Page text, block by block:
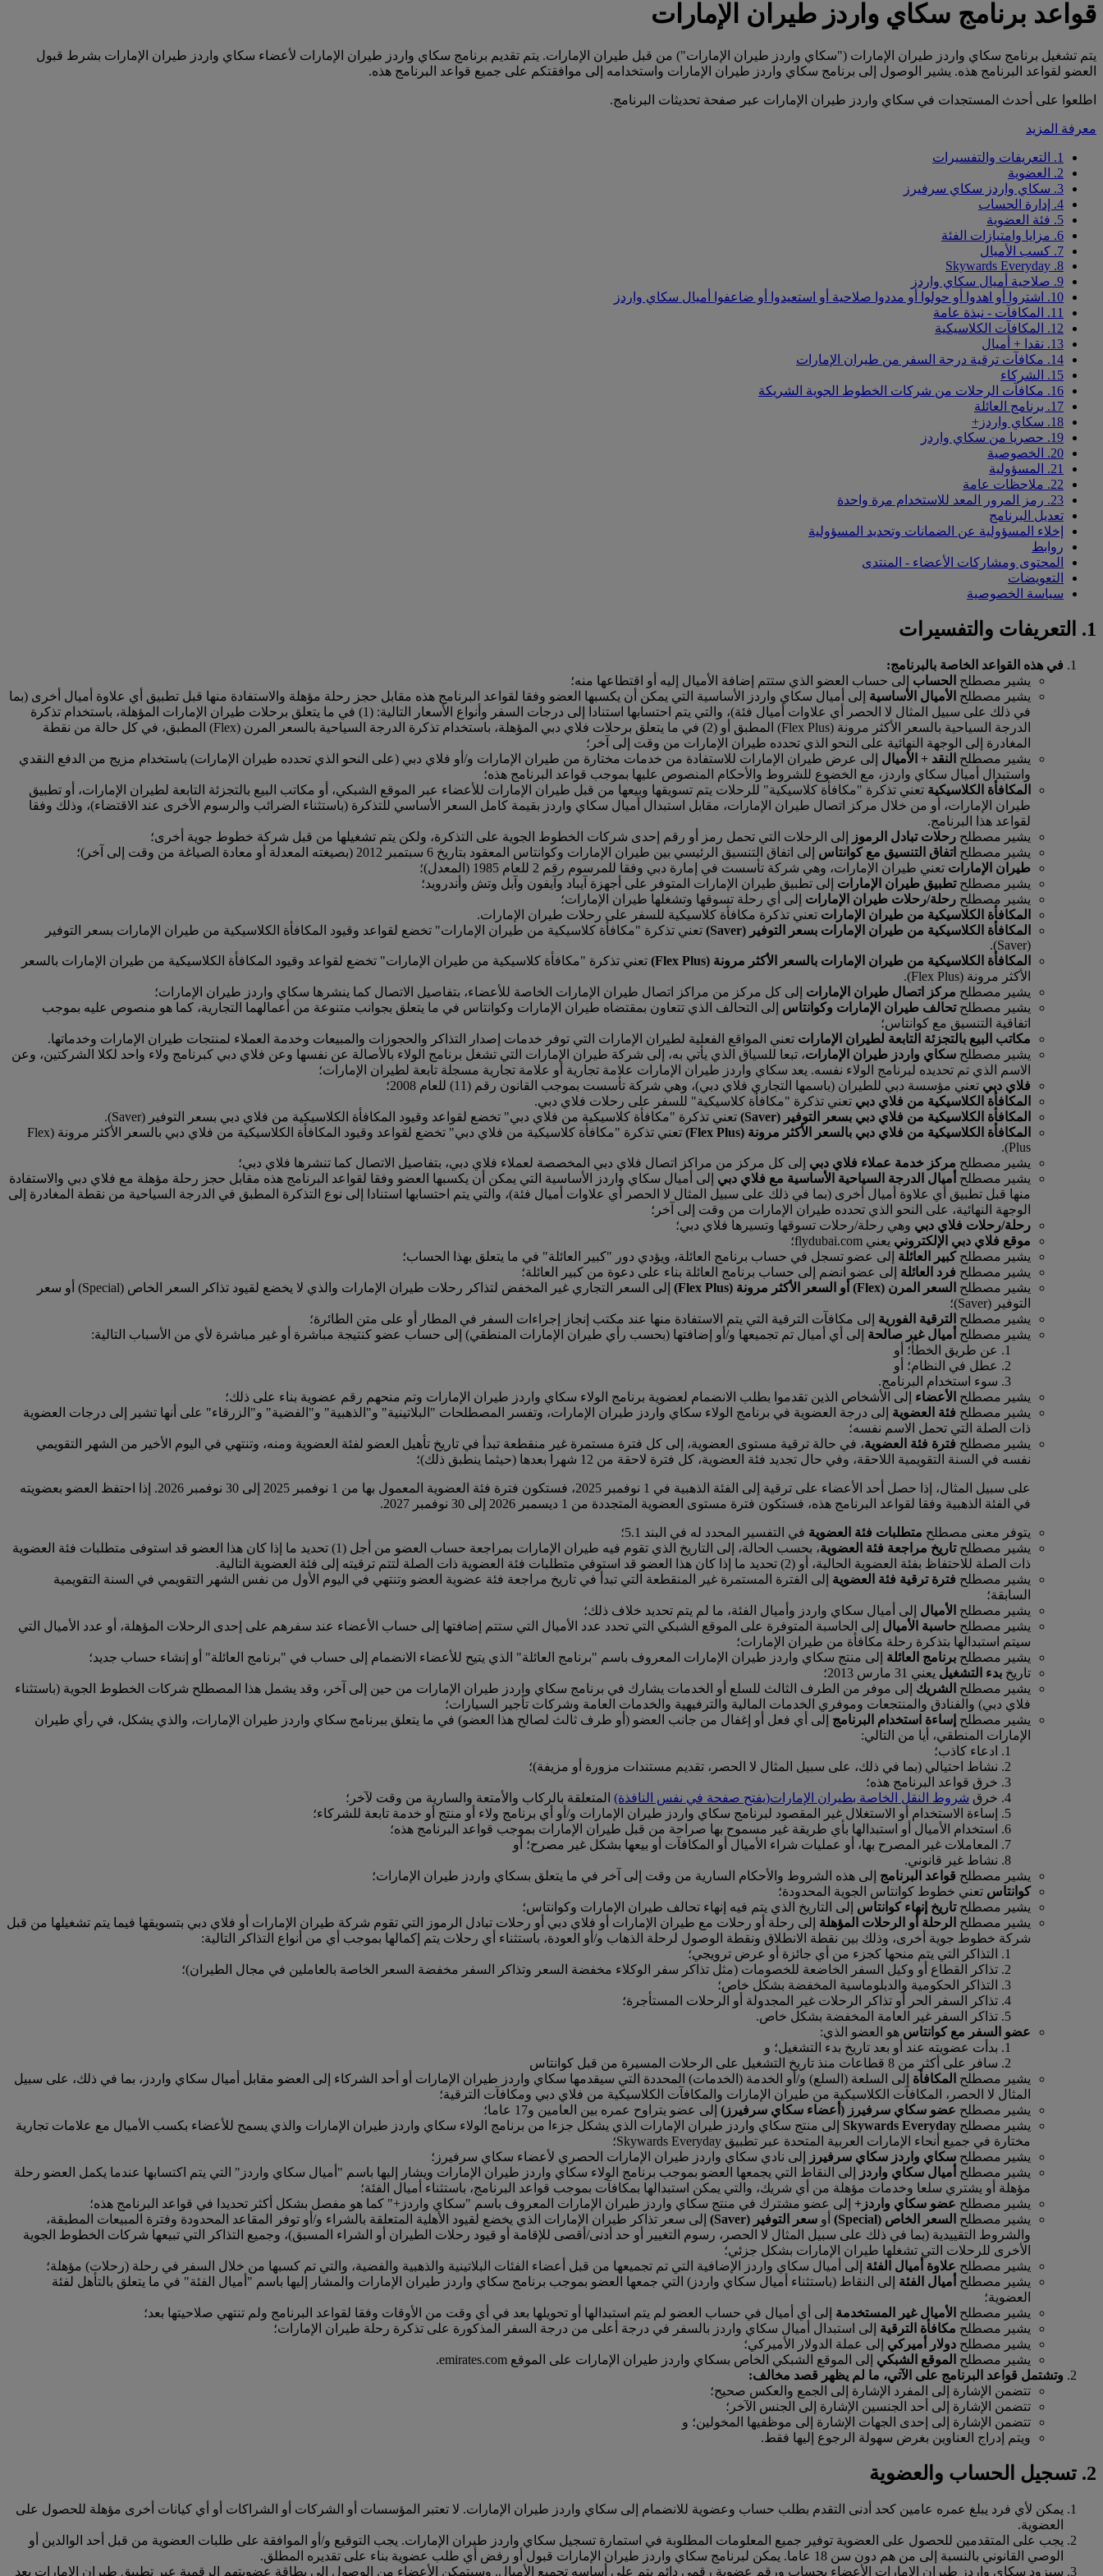
قواعد برنامج سكاي واردز طيران الإمارات
يتم تشغيل برنامج سكاي واردز طيران الإمارات ("سكاي واردز طيران الإمارات") من قبل طيران الإمارات. يتم تقديم برنامج سكاي واردز طيران الإمارات لأعضاء سكاي واردز طيران الإمارات بشرط قبول
العضو لقواعد البرنامج هذه. يشير الوصول إلى برنامج سكاي واردز طيران الإمارات واستخدامه إلى موافقتكم على جميع قواعد البرنامج هذه.
اطلعوا على أحدث المستجدات في سكاي واردز طيران الإمارات عبر صفحة تحديثات البرنامج.
معرفة المزيد
1. التعريفات والتفسيرات
2. العضوية
3. سكاي واردز سكاي سرفيرز
4. إدارة الحساب
5. فئة العضوية
6. مزايا وامتيازات الفئة
7. كسب الأميال
8. Skywards Everyday
9. صلاحية أميال سكاي واردز
10. اشتروا أو اهدوا أو حولوا أو مددوا صلاحية أو استعيدوا أو ضاعفوا أميال سكاي واردز
11. المكافآت - نبذة عامة
12. المكافآت الكلاسيكية
13. نقدا + أميال
14. مكافآت ترقية درجة السفر من طيران الإمارات
15. الشركاء
16. مكافآت الرحلات من شركات الخطوط الجوية الشريكة
17. برنامج العائلة
18. سكاي واردز+
19. حصريا من سكاي واردز
20. الخصوصية
21. المسؤولية
22. ملاحظات عامة
23. رمز المرور المعد للاستخدام مرة واحدة
تعديل البرنامج
إخلاء المسؤولية عن الضمانات وتحديد المسؤولية
روابط
المحتوى ومشاركات الأعضاء - المنتدى
التعويضات
سياسة الخصوصية
1. التعريفات والتفسيرات
في هذه القواعد الخاصة بالبرنامج:
يشير مصطلح الحساب إلى حساب العضو الذي ستتم إضافة الأميال إليه أو اقتطاعها منه؛
يشير مصطلح الأميال الأساسية إلى أميال سكاي واردز الأساسية التي يمكن أن يكسبها العضو وفقا لقواعد البرنامج هذه مقابل حجز رحلة مؤهلة والاستفادة منها قبل تطبيق أي علاوة أميال أخرى (بما
في ذلك على سبيل المثال لا الحصر أي علاوات أميال فئة)، والتي يتم احتسابها استنادا إلى درجات السفر وأنواع الأسعار التالية: (1) في ما يتعلق برحلات طيران الإمارات المؤهلة، باستخدام تذكرة
الدرجة السياحية بالسعر الأكثر مرونة (Flex Plus) المطبق أو (2) في ما يتعلق برحلات فلاي دبي المؤهلة، باستخدام تذكرة الدرجة السياحية بالسعر المرن (Flex) المطبق، في كل حالة من نقطة
المغادرة إلى الوجهة النهائية على النحو الذي تحدده طيران الإمارات من وقت إلى آخر؛
يشير مصطلح النقد + الأميال إلى عرض طيران الإمارات للاستفادة من خدمات مختارة من طيران الإمارات و/أو فلاي دبي (على النحو الذي تحدده طيران الإمارات) باستخدام مزيج من الدفع النقدي
واستبدال أميال سكاي واردز، مع الخضوع للشروط والأحكام المنصوص عليها بموجب قواعد البرنامج هذه؛
المكافأة الكلاسيكية تعني تذكرة "مكافأة كلاسيكية" للرحلات يتم تسويقها وبيعها من قبل طيران الإمارات للأعضاء عبر الموقع الشبكي، أو مكاتب البيع بالتجزئة التابعة لطيران الإمارات، أو تطبيق
طيران الإمارات، أو من خلال مركز اتصال طيران الإمارات، مقابل استبدال أميال سكاي واردز بقيمة كامل السعر الأساسي للتذكرة (باستثناء الضرائب والرسوم الأخرى عند الاقتضاء)، وذلك وفقا
لقواعد هذا البرنامج.
يشير مصطلح رحلات تبادل الرموز
إلى الرحلات التي تحمل رمز أو رقم إحدى شركات الخطوط الجوية على التذكرة، ولكن يتم تشغيلها من قبل شركة خطوط جوية أخرى؛
يشير مصطلح اتفاق التنسيق مع كوانتاس إلى اتفاق التنسيق الرئيسي بين طيران الإمارات وكوانتاس المعقود بتاريخ 6 سبتمبر 2012 (بصيغته المعدلة أو معادة الصياغة من وقت إلى آخر)؛
طيران الإمارات تعني طيران الإمارات، وهي شركة تأسست في إمارة دبي وفقا للمرسوم رقم 2 للعام 1985 (المعدل)؛
يشير مصطلحتطبيق طيران الإمارات إلى تطبيق طيران الإمارات المتوفر على أجهزة آيباد وآيفون وآبل وتش وأندرويد؛
يشير مصطلح رحلة/رحلات طيران الإمارات إلى أي رحلة تسوقها وتشغلها طيران الإمارات؛
المكافأة الكلاسيكية من طيران الإمارات تعني تذكرة مكافأة كلاسيكية للسفر على رحلات طيران الإمارات.
المكافأة الكلاسيكية من طيران الإمارات بسعر التوفير (Saver)
تعني تذكرة "مكافأة كلاسيكية من طيران الإمارات" تخضع لقواعد وقيود المكافأة الكلاسيكية من طيران الإمارات بسعر التوفير
(Saver).
المكافأة الكلاسيكية من طيران الإمارات بالسعر الأكثر مرونة (Flex Plus)
تعني تذكرة "مكافأة كلاسيكية من طيران الإمارات" تخضع لقواعد وقيود المكافأة الكلاسيكية من طيران الإمارات بالسعر
الأكثر مرونة (Flex Plus).
يشير مصطلح مركز اتصال طيران الإمارات إلى كل مركز من مراكز اتصال طيران الإمارات الخاصة للأعضاء، بتفاصيل الاتصال كما ينشرها سكاي واردز طيران الإمارات؛
يشير مصطلحتحالف طيران الإمارات وكوانتاس إلى التحالف الذي تتعاون بمقتضاه طيران الإمارات وكوانتاس في ما يتعلق بجوانب متنوعة من أعمالهما التجارية، كما هو منصوص عليه بموجب
اتفاقية التنسيق مع كوانتاس؛
مكاتب البيع بالتجزئة التابعة لطيران الإمارات تعني المواقع الفعلية لطيران الإمارات التي توفر خدمات إصدار التذاكر والحجوزات والمبيعات وخدمة العملاء لمنتجات طيران الإمارات وخدماتها.
يشير مصطلح سكاي واردز طيران الإمارات، تبعا للسياق الذي يأتي به، إلى شركة طيران الإمارات التي تشغل برنامج الولاء بالأصالة عن نفسها وعن فلاي دبي كبرنامج ولاء واحد لكلا الشركتين، وعن
الاسم الذي تم تحديده لبرنامج الولاء نفسه. يعد سكاي واردز طيران الإمارات علامة تجارية أو علامة تجارية مسجلة تابعة لطيران الإمارات؛
فلاي دبي تعني مؤسسة دبي للطيران (باسمها التجاري فلاي دبي)، وهي شركة تأسست بموجب القانون رقم (11) للعام 2008؛
المكافأة الكلاسيكية من فلاي دبي تعني تذكرة "مكافأة كلاسيكية" للسفر على رحلات فلاي دبي.
المكافأة الكلاسيكية من فلاي دبي بسعر التوفير (Saver)
تعني تذكرة "مكافأة كلاسيكية من فلاي دبي" تخضع لقواعد وقيود المكافأة الكلاسيكية من فلاي دبي بسعر التوفير (Saver).
المكافأة الكلاسيكية من فلاي دبي بالسعر الأكثر مرونة (Flex Plus)
تعني تذكرة "مكافأة كلاسيكية من فلاي دبي" تخضع لقواعد وقيود المكافأة الكلاسيكية من فلاي دبي بالسعر الأكثر مرونة (Flex
Plus).
يشير مصطلح مركز خدمة عملاء فلاي دبي إلى كل مركز من مراكز اتصال فلاي دبي المخصصة لعملاء فلاي دبي، بتفاصيل الاتصال كما تنشرها فلاي دبي؛
يشير مصطلح أميال الدرجة السياحية الأساسية مع فلاي دبي إلى أميال سكاي واردز الأساسية التي يمكن أن يكسبها العضو وفقا لقواعد البرنامج هذه مقابل حجز رحلة مؤهلة مع فلاي دبي والاستفادة
منها قبل تطبيق أي علاوة أميال أخرى (بما في ذلك على سبيل المثال لا الحصر أي علاوات أميال فئة)، والتي يتم احتسابها استنادا إلى نوع التذكرة المطبق في الدرجة السياحية من نقطة المغادرة إلى
الوجهة النهائية، على النحو الذي تحدده طيران الإمارات من وقت إلى آخر؛
رحلة/رحلات فلاي دبي وهي رحلة/رحلات تسوقها وتسيرها فلاي دبي؛
موقع فلاي دبي الإلكتروني يعني flydubai.com؛
يشير مصطلحكبير العائلة إلى عضو تسجل في حساب برنامج العائلة، ويؤدي دور "كبير العائلة" في ما يتعلق بهذا الحساب؛
يشير مصطلح فرد العائلة إلى عضو انضم إلى حساب برنامج العائلة بناء على دعوة من كبير العائلة؛
يشير مصطلح السعر المرن (Flex) أو السعر الأكثر مرونة (Flex Plus)
إلى السعر التجاري غير المخفض لتذاكر رحلات طيران الإمارات والذي لا يخضع لقيود تذاكر السعر الخاص (Special) أو سعر
التوفير (Saver)؛
يشير مصطلح الترقية الفورية إلى مكافآت الترقية التي يتم الاستفادة منها عند مكتب إنجاز إجراءات السفر في المطار أو على متن الطائرة؛
يشير مصطلح أميال غير صالحة إلى أي أميال تم تجميعها و/أو إضافتها (بحسب رأي طيران الإمارات المنطقي) إلى حساب عضو كنتيجة مباشرة أو غير مباشرة لأي من الأسباب التالية:
عن طريق الخطأ؛ أو
عطل في النظام؛ أو
سوء استخدام البرنامج.
يشير مصطلح الأعضاء إلى الأشخاص الذين تقدموا بطلب الانضمام لعضوية برنامج الولاء سكاي واردز طيران الإمارات وتم منحهم رقم عضوية بناء على ذلك؛
يشير مصطلح فئة العضوية إلى درجة العضوية في برنامج الولاء سكاي واردز طيران الإمارات، وتفسر المصطلحات "البلاتينية" و"الذهبية" و"الفضية" و"الزرقاء" على أنها تشير إلى درجات العضوية
ذات الصلة التي تحمل الاسم نفسه؛
يشير مصطلح فترة فئة العضوية، في حالة ترقية مستوى العضوية، إلى كل فترة مستمرة غير منقطعة تبدأ في تاريخ تأهيل العضو لفئة العضوية ومنه، وتنتهي في اليوم الأخير من الشهر التقويمي
نفسه في السنة التقويمية اللاحقة، وفي حال تجديد فئة العضوية، كل فترة لاحقة من 12 شهرا بعدها (حيثما ينطبق ذلك)؛
على سبيل المثال، إذا حصل أحد الأعضاء على ترقية إلى الفئة الذهبية في 1 نوفمبر 2025، فستكون فترة فئة العضوية المعمول بها من 1 نوفمبر 2025 إلى 30 نوفمبر 2026. إذا احتفظ العضو بعضويته
في الفئة الذهبية وفقا لقواعد البرنامج هذه، فستكون فترة مستوى العضوية المتجددة من 1 ديسمبر 2026 إلى 30 نوفمبر 2027.
يتوفر معنى مصطلح متطلبات فئة العضوية في التفسير المحدد له في البند 5.1؛
يشير مصطلحتاريخ مراجعة فئة العضوية
، بحسب الحالة، إلى التاريخ الذي تقوم فيه طيران الإمارات بمراجعة حساب العضو من أجل (1) تحديد ما إذا كان هذا العضو قد استوفى متطلبات فئة العضوية
ذات الصلة للاحتفاظ بفئة العضوية الحالية، أو (2) تحديد ما إذا كان هذا العضو قد استوفي متطلبات فئة العضوية ذات الصلة لتتم ترقيته إلى فئة العضوية التالية.
يشير مصطلح فترة ترقية فئة العضوية إلى الفترة المستمرة غير المنقطعة التي تبدأ في تاريخ مراجعة فئة عضوية العضو وتنتهي في اليوم الأول من نفس الشهر التقويمي في السنة التقويمية
السابقة؛
يشير مصطلح الأميال إلى أميال سكاي واردز وأميال الفئة، ما لم يتم تحديد خلاف ذلك؛
يشير مصطلح حاسبة الأميال إلى الحاسبة المتوفرة على الموقع الشبكي التي تحدد عدد الأميال التي ستتم إضافتها إلى حساب الأعضاء عند سفرهم على إحدى الرحلات المؤهلة، أو عدد الأميال التي
سيتم استبدالها بتذكرة رحلة مكافأة من طيران الإمارات؛
يشير مصطلح برنامج العائلة إلى منتج سكاي واردز طيران الإمارات المعروف باسم "برنامج العائلة" الذي يتيح للأعضاء الانضمام إلى حساب في "برنامج العائلة" أو إنشاء حساب جديد؛
تاريخ بدء التشغيل يعني 31 مارس 2013؛
يشير مصطلح الشريك إلى موفر من الطرف الثالث للسلع أو الخدمات يشارك في برنامج سكاي واردز طيران الإمارات من حين إلى آخر، وقد يشمل هذا المصطلح شركات الخطوط الجوية (باستثناء
فلاي دبي) والفنادق والمنتجعات وموفري الخدمات المالية والترفيهية والخدمات العامة وشركات تأجير السيارات؛
يشير مصطلح إساءة استخدام البرنامج إلى أي فعل أو إغفال من جانب العضو (أو طرف ثالث لصالح هذا العضو) في ما يتعلق ببرنامج سكاي واردز طيران الإمارات، والذي يشكل، في رأي طيران
الإمارات المنطقي، أيا من التالي:
ادعاء كاذب؛
نشاط احتيالي (بما في ذلك، على سبيل المثال لا الحصر، تقديم مستندات مزورة أو مزيفة)؛
خرق قواعد البرنامج هذه؛
خرق شروط النقل الخاصة بطيران الإمارات(يفتح صفحة في نفس النافذة) المتعلقة بالركاب والأمتعة والسارية من وقت لآخر؛
إساءة الاستخدام أو الاستغلال غير المقصود لبرنامج سكاي واردز طيران الإمارات و/أو أي برنامج ولاء أو منتج أو خدمة تابعة للشركاء؛
استخدام الأميال أو استبدالها بأي طريقة غير مسموح بها صراحة من قبل طيران الإمارات بموجب قواعد البرنامج هذه؛
المعاملات غير المصرح بها، أو عمليات شراء الأميال أو المكافآت أو بيعها بشكل غير مصرح؛ أو
نشاط غير قانوني.
يشير مصطلح قواعد البرنامج إلى هذه الشروط والأحكام السارية من وقت إلى آخر في ما يتعلق بسكاي واردز طيران الإمارات؛
كوانتاس تعني خطوط كوانتاس الجوية المحدودة؛
يشير مصطلحتاريخ إنهاء كوانتاس إلى التاريخ الذي يتم فيه إنهاء تحالف طيران الإمارات وكوانتاس؛
يشير مصطلح الرحلة أو الرحلات المؤهلة إلى رحلة أو رحلات مع طيران الإمارات أو فلاي دبي أو رحلات تبادل الرموز التي تقوم شركة طيران الإمارات أو فلاي دبي بتسويقها فيما يتم تشغيلها من قبل
شركة خطوط جوية أخرى، وذلك بين نقطة الانطلاق ونقطة الوصول لرحلة الذهاب و/أو العودة، باستثناء أي رحلات يتم إكمالها بموجب أي من أنواع التذاكر التالية:
التذاكر التي يتم منحها كجزء من أي جائزة أو عرض ترويجي؛
تذاكر القطاع أو وكيل السفر الخاضعة للخصومات (مثل تذاكر سفر الوكلاء مخفضة السعر وتذاكر السفر مخفضة السعر الخاصة بالعاملين في مجال الطيران)؛
التذاكر الحكومية والدبلوماسية المخفضة بشكل خاص؛
تذاكر السفر الحر أو تذاكر الرحلات غير المجدولة أو الرحلات المستأجرة؛
تذاكر السفر غير العامة المخفضة بشكل خاص.
عضو السفر مع كوانتاس هو العضو الذي:
بدأت عضويته عند أو بعد تاريخ بدء التشغيل؛ و
سافر على أكثر من 8 قطاعات منذ تاريخ التشغيل على الرحلات المسيرة من قبل كوانتاس
يشير مصطلح المكافأة إلى السلعة (السلع) و/أو الخدمة (الخدمات) المحددة التي سيقدمها سكاي واردز طيران الإمارات أو أحد الشركاء إلى العضو مقابل أميال سكاي واردز، بما في ذلك، على سبيل
المثال لا الحصر، المكافآت الكلاسيكية من طيران الإمارات والمكافآت الكلاسيكية من فلاي دبي ومكافآت الترقية؛
يشير مصطلح عضو سكاي سرفيرز (أعضاء سكاي سرفيرز) إلى عضو يتراوح عمره بين العامين و17 عاما؛
يشير مصطلح Skywards Everyday إلى منتج سكاي واردز طيران الإمارات الذي يشكل جزءا من برنامج الولاء سكاي واردز طيران الإمارات والذي يسمح للأعضاء بكسب الأميال مع علامات تجارية
مختارة في جميع أنحاء الإمارات العربية المتحدة عبر تطبيق Skywards Everyday؛
يشير مصطلح سكاي واردز سكاي سرفيرز
إلى نادي سكاي واردز طيران الإمارات الحصري لأعضاء سكاي سرفيرز؛
يشير مصطلح أميال سكاي واردز
إلى النقاط التي يجمعها العضو بموجب برنامج الولاء سكاي واردز طيران الإمارات ويشار إليها باسم "أميال سكاي واردز" التي يتم اكتسابها عندما يكمل العضو رحلة
مؤهلة أو يشتري سلعا وخدمات مؤهلة من أي شريك، والتي يمكن استبدالها بمكافآت بموجب قواعد البرنامج، باستثناء أميال الفئة؛
يشير مصطلح عضو سكاي واردز+ إلى عضو مشترك في منتج سكاي واردز طيران الإمارات المعروف باسم "سكاي واردز+" كما هو مفصل بشكل أكثر تحديدا في قواعد البرنامج هذه؛
يشير مصطلح السعر الخاص (Special) أو سعر التوفير (Saver)
إلى سعر تذاكر طيران الإمارات الذي يخضع لقيود الأهلية المتعلقة بالشراء و/أو توفر المقاعد المحدودة وفترة المبيعات المطبقة،
والشروط التقييدية (بما في ذلك على سبيل المثال لا الحصر، رسوم التغيير أو حد أدنى/أقصى للإقامة أو قيود رحلات الطيران أو الشراء المسبق)، وجميع التذاكر التي تبيعها شركات الخطوط الجوية
الأخرى للرحلات التي تشغلها طيران الإمارات بشكل جزئي؛
يشير مصطلح علاوة أميال الفئة إلى أميال سكاي واردز الإضافية التي تم تجميعها من قبل أعضاء الفئات البلاتينية والذهبية والفضية، والتي تم كسبها من خلال السفر في رحلة (رحلات) مؤهلة؛
يشير مصطلح أميال الفئة إلى النقاط (باستثناء أميال سكاي واردز) التي جمعها العضو بموجب برنامج سكاي واردز طيران الإمارات والمشار إليها باسم "أميال الفئة" في ما يتعلق بالتأهل لفئة
العضوية؛
يشير مصطلح الأميال غير المستخدمة إلى أي أميال في حساب العضو لم يتم استبدالها أو تحويلها بعد في أي وقت من الأوقات وفقا لقواعد البرنامج ولم تنتهي صلاحيتها بعد؛
يشير مصطلح مكافأة الترقية إلى استبدال أميال سكاي واردز بالسفر في درجة أعلى من درجة السفر المذكورة على تذكرة رحلة طيران الإمارات؛
يشير مصطلح دولار أميركي إلى عملة الدولار الأميركي؛
يشير مصطلح الموقع الشبكي إلى الموقع الشبكي الخاص بسكاي واردز طيران الإمارات على الموقع emirates.com.
وتشتمل قواعد البرنامج على الآتي، ما لم يظهر قصد مخالف:
تتضمن الإشارة إلى المفرد الإشارة إلى الجمع والعكس صحيح؛
تتضمن الإشارة إلى أحد الجنسين الإشارة إلى الجنس الآخر؛
تتضمن الإشارة إلى إحدى الجهات الإشارة إلى موظفيها المخولين؛ و
ويتم إدراج العناوين بغرض سهولة الرجوع إليها فقط.
2. تسجيل الحساب والعضوية
يمكن لأي فرد يبلغ عمره عامين كحد أدنى التقدم بطلب حساب وعضوية للانضمام إلى سكاي واردز طيران الإمارات. لا تعتبر المؤسسات أو الشركات أو الشراكات أو أي كيانات أخرى مؤهلة للحصول على
العضوية.
يجب على المتقدمين للحصول على العضوية توفير جميع المعلومات المطلوبة في استمارة تسجيل سكاي واردز طيران الإمارات. يجب التوقيع و/أو الموافقة على طلبات العضوية من قبل أحد الوالدين أو
الوصي القانوني بالنسبة إلى من هم دون سن 18 عاما. يمكن لبرنامج سكاي واردز طيران الإمارات قبول أو رفض أي طلب عضوية بناء على تقديره المطلق.
سيزود سكاي واردز طيران الإمارات الأعضاء بحساب ورقم عضوية رقمي دائم يتم على أساسه تجميع الأميال. وسيتمكن الأعضاء من الوصول إلى بطاقة عضويتهم الرقمية عبر تطبيق طيران الإمارات بعد